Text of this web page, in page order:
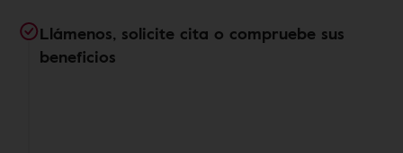
Llámenos, solicite cita o compruebe sus
beneficios